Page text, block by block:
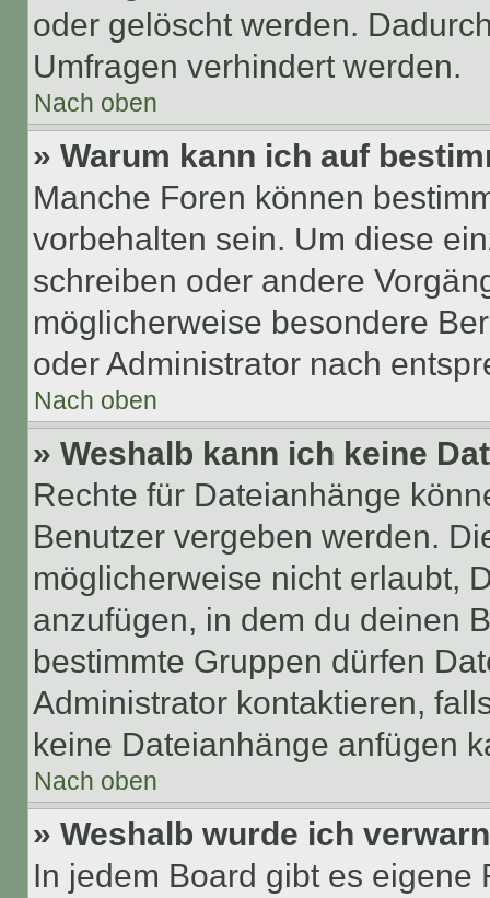
oder gelöscht werden.
Umfragen verhindert werden.
Nach oben
» Warum kann ich auf
Manche Foren können
vorbehalten sein. Um diese
schreiben oder andere
möglicherweise besondere
oder Administrator nach
Nach oben
» Weshalb kann ich keine
Rechte für Dateianhänge
Benutzer vergeben werden.
möglicherweise nicht erlaubt,
anzufügen, in dem du deinen
bestimmte Gruppen dürfen
Administrator kontaktieren,
keine Dateianhänge anfügen
Nach oben
» Weshalb wurde ich
In jedem Board gibt es